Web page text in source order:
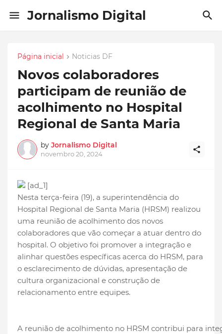
Jornalismo Digital
Página inicial Noticias DF
Novos colaboradores
participam de reunião de
acolhimento no Hospital
Regional de Santa Maria
by Jornalismo Digital
novembro 20, 2024
[ad_1]
Nesta terça-feira (19), a superintendência do
Hospital Regional de Santa Maria (HRSM) realizou
uma reunião de acolhimento dos novos
colaboradores que vão começar a atuar dentro do
hospital. O objetivo foi promover a integração e
alinhar questões específicas acerca do HRSM, para
o esclarecimento de dúvidas, apresentação de
cultura organizacional e construção de
relacionamento entre equipes.
A reunião de acolhimento no HRSM contribui para